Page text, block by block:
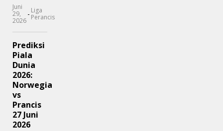
Juni
29,
2026
- Liga
Perancis
Prediksi
Piala
Dunia
2026:
Norwegia
vs
Prancis
27 Juni
2026